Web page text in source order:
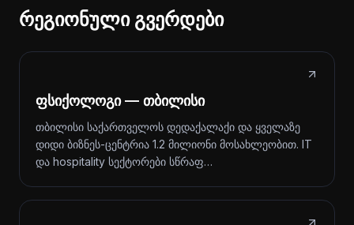
რეგიონული გვერდები
ფსიქოლოგი — თბილისი
თბილისი საქართველოს დედაქალაქი და ყველაზე
დიდი ბიზნეს-ცენტრია 1.2 მილიონი მოსახლეობით. IT
და hospitality სექტორები სწრაფ…